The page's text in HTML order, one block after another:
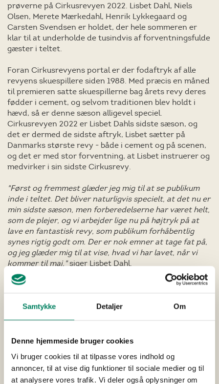
Samtykke Detaljer Om
Denne hjemmeside bruger cookies
Vi bruger cookies til at tilpasse vores indhold og
annoncer, til at vise dig funktioner til sociale medier og til
at analysere vores trafik. Vi deler også oplysninger om
prøverne på Cirkusrevyen 2022. Lisbet Dahl, Niels
Olsen, Merete Mærkedahl, Henrik Lykkegaard og
Carsten Svendsen er holdet, der hele sommeren er
klar til at underholde de tusindvis af forventningsfulde
gæster i teltet.
Foran Cirkusrevyens portal er der fodaftryk af alle
revyens skuespillere siden 1988. Med præcis en måned
til premieren satte skuespillerne bag årets revy deres
fødder i cement, og selvom traditionen blev holdt i
hævd, så er denne sæson alligevel speciel.
Cirkusrevyen 2022 er Lisbet Dahls sidste sæson, og
det er dermed de sidste aftryk, Lisbet sætter på
Danmarks største revy - både i cement og på scenen,
og det er med stor forventning, at Lisbet instruerer og
medvirker i sin sidste Cirkusrevy.
"Først og fremmest glæder jeg mig til at se publikum
inde i teltet. Det bliver naturligvis specielt, at det nu er
min sidste sæson, men forberedelserne har været helt,
som de plejer, og vi arbejder lige nu på højtryk på at
lave en fantastisk revy, som publikum forhåbentlig
synes rigtig godt om. Der er nok emner at tage fat på,
og jeg glæder mig til at vise, hvad vi har lavet, når vi
kommer til maj,"siger Lisbet Dahl.
Under sidste års Cirkusrevy måtte Lisbet sygemelde
sig undervejs. Pausen har gjort hende godt - i år er
Lisbet tilbage og klar til sin store finalesæson.
savnet publikum, og jeg har savnet min anden familie
og få sagt et ordentligt farvel til de mange mennesker,
jeg har arbejdet sammen med i min tid i revyen," siger
Lisbet Dahl.